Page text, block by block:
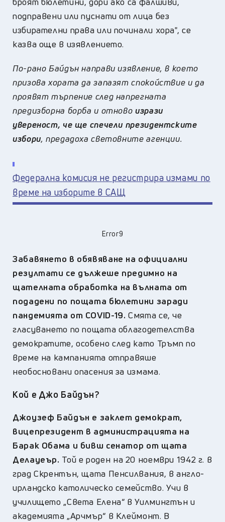
подправени или пуснати от лица без
избирателни права или починали хора", се
казва още в изявлението.
По-рано Байдън направи изявление, в което
призова хората да запазят спокойствие и да
проявят търпение след напрегната
предизборна борба и отновоизрази
увереност, че ще спечели президентските
избори, предадоха световните агенции.
Федерална комисия не регистрира измами по
време на изборите в САЩ
Error9
Забавянето в обявяване на официални
резултати се дължеше предимно на
щателната обработка на вълната от
подадени по пощата бюлетини заради
пандемията от COVID-19. Смята се, че
гласуването по пощата облагодетелства
демократите, особено след като Тръмп по
време на кампанията отправяше
необосновани опасения за измама.
Кой е Джо Байдън?
Джоузеф Байдън е заклет демократ,
вицепрезидент в администрацията на
Барак Обама и бивш сенатор от щата
Делауеър. Той е роден на 20 ноември 1942 г. в
град Скрентън, щата Пенсилвания, в англо-
ирландско католическо семейство. Учи в
училището „Света Елена“ в Уилмингтън и
академията „Арчмър“ в Клеймонт. В